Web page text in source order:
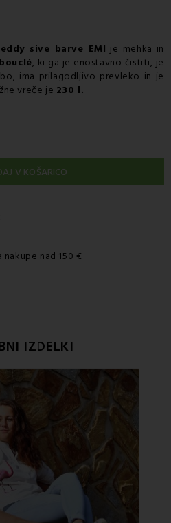
sive barve EMI je mehka in
, ki ga je enostavno čistiti, je
ima prilagodljivo prevleko in je
vreče je 230 l.
V KOŠARICO
nad 150 €
IZDELKI